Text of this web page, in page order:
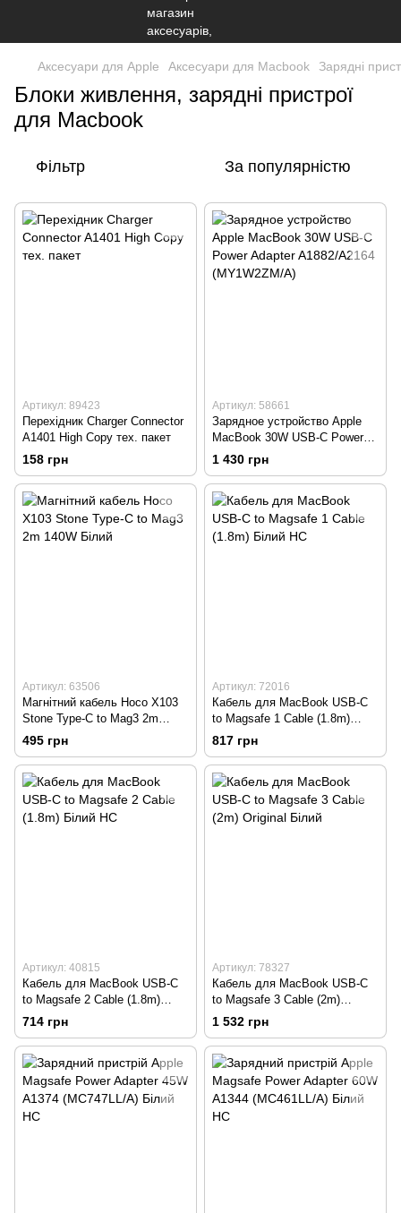
Аксесуари для Apple Аксесуари для Macbook Зарядні
Блоки живлення, зарядні пристрої
для Macbook
Фільтр За популярністю
Артикул: 89423
Перехідник Charger Connector
A1401 High Copy тех. пакет
158 грн
Артикул: 58661
Зарядное устройство Apple
MacBook 30W USB-C Power
Adapter A1882/A2164
(MY1W2ZM/A)
1 430 грн
Артикул: 63506
Магнітний кабель Hoco X103
Stone Type-C to Mag3 2m
140W Білий
495 грн
Артикул: 72016
Кабель для MacBook USB-C
to Magsafe 1 Cable (1.8m)
Білий HC
817 грн
Артикул: 40815
Кабель для MacBook USB-C
to Magsafe 2 Cable (1.8m)
Білий HC
714 грн
Артикул: 78327
Кабель для MacBook USB-C
to Magsafe 3 Cable (2m)
Original Білий
1 532 грн